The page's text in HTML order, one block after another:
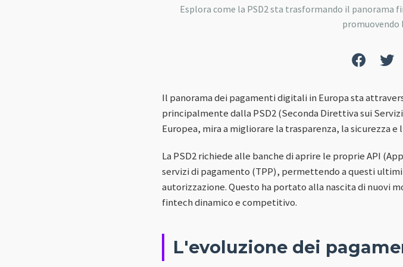
Esplora come la PSD2 sta trasformando il
promuovendo
Il panorama dei pagamenti digitali in Europa sta
principalmente dalla PSD2 (Seconda Direttiva sui
Europea, mira a migliorare la trasparenza, la sicurezza
La PSD2 richiede alle banche di aprire le proprie API
servizi di pagamento (TPP), permettendo a questi
autorizzazione. Questo ha portato alla nascita di nuovi
fintech dinamico e competitivo.
L'evoluzione dei